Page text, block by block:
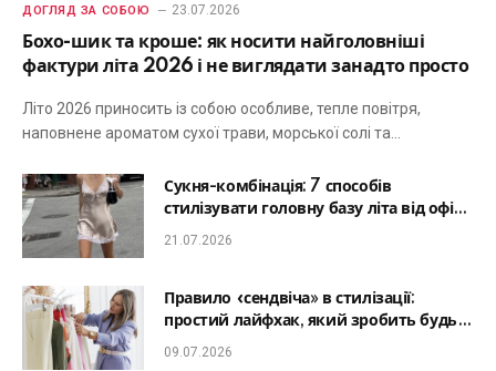
ДОГЛЯД ЗА СОБОЮ 23.07.2026
Бохо-шик та кроше: як носити найголовніші
фактури літа 2026 і не виглядати занадто просто
Літо 2026 приносить із собою особливе, тепле повітря,
наповнене ароматом сухої трави, морської солі та…
Сукня-комбінація: 7 способів
стилізувати головну базу літа від офісу
до романтичної вечері
21.07.2026
Правило «сендвіча» в стилізації:
простий лайфхак, який зробить будь-
який образ гармонійним
09.07.2026